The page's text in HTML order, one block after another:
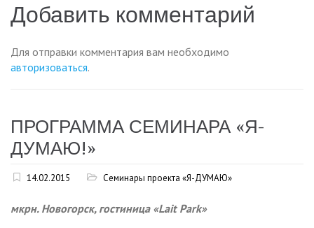
записям
Добавить комментарий
Для отправки комментария вам необходимо
авторизоваться.
ПРОГРАММА СЕМИНАРА «Я-
ДУМАЮ!»
14.02.2015 Семинары проекта «Я-ДУМАЮ»
мкрн. Новогорск, гостиница «Lait Park»